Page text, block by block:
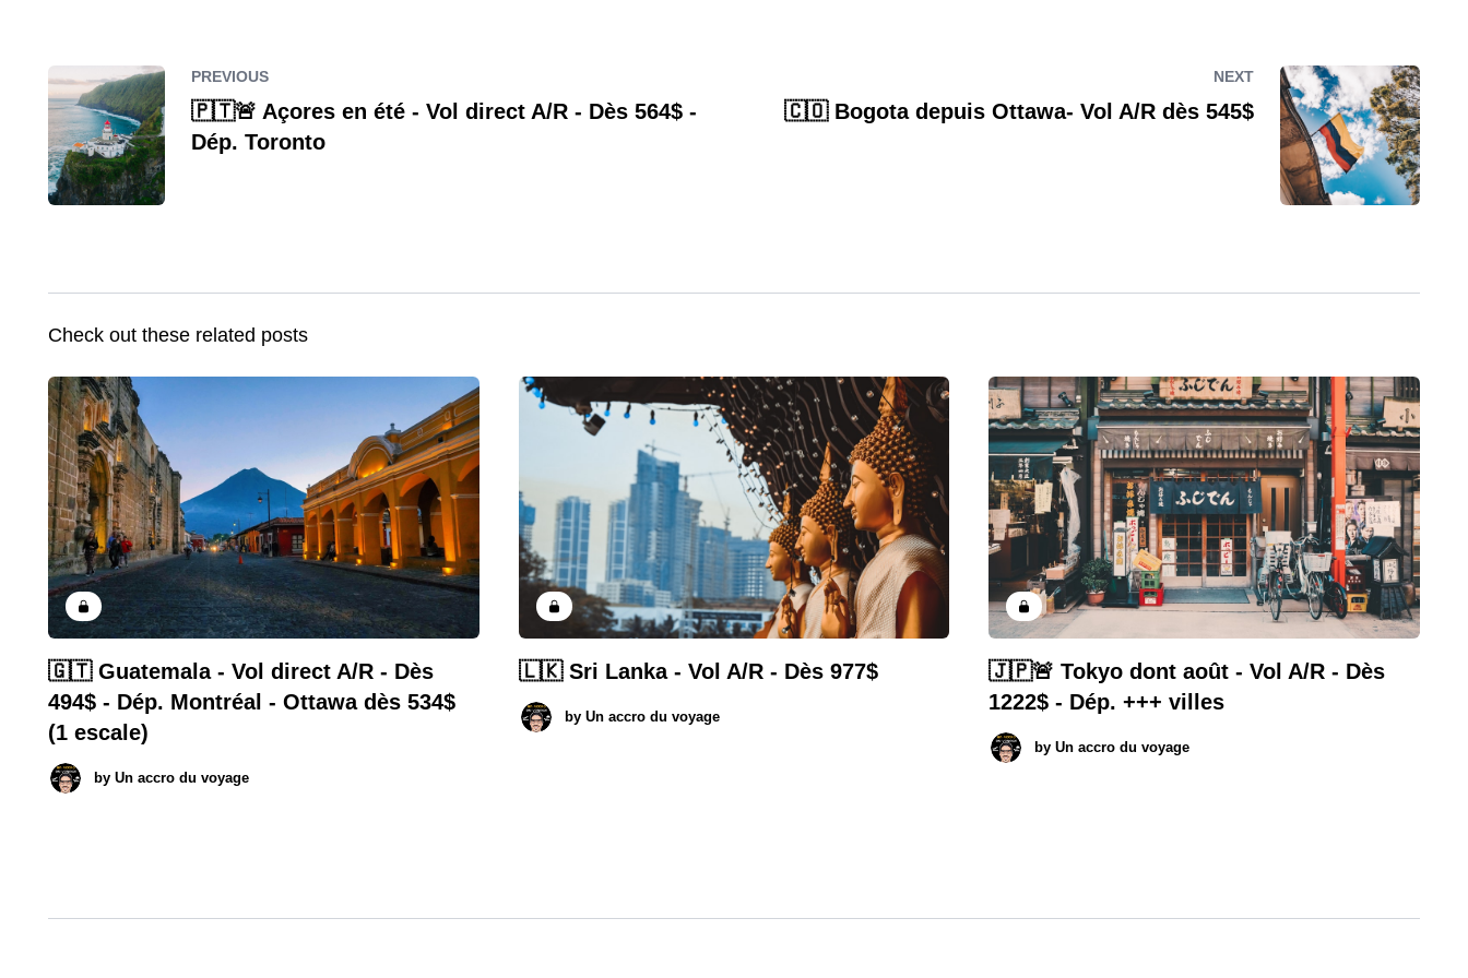
PREVIOUS
🇵🇹🚨 Açores en été - Vol direct A/R - Dès 564$ -
Dép. Toronto
NEXT
🇨🇴 Bogota depuis Ottawa- Vol A/R dès 545$
Check out these related posts
🇬🇹 Guatemala - Vol direct A/R - Dès
494$ - Dép. Montréal - Ottawa dès 534$
(1 escale)
by Un accro du voyage
🇱🇰 Sri Lanka - Vol A/R - Dès 977$
by Un accro du voyage
🇯🇵🚨 Tokyo dont août - Vol A/R - Dès
1222$ - Dép. +++ villes
by Un accro du voyage